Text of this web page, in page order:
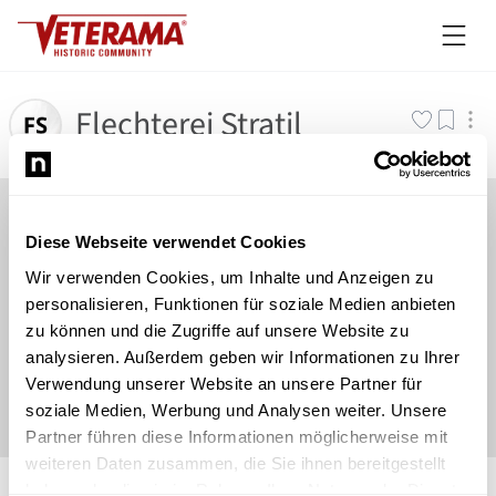
Diese Webseite verwendet Cookies
Wir verwenden Cookies, um Inhalte und Anzeigen zu
personalisieren, Funktionen für soziale Medien anbieten
zu können und die Zugriffe auf unsere Website zu
analysieren. Außerdem geben wir Informationen zu Ihrer
Verwendung unserer Website an unsere Partner für
soziale Medien, Werbung und Analysen weiter. Unsere
Partner führen diese Informationen möglicherweise mit
weiteren Daten zusammen, die Sie ihnen bereitgestellt
Flechterei Stratil
©Newsload /System